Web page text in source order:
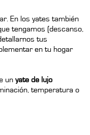
En los yates también
tengamos (descanso,
tus
en tu hogar
un yate de lujo
temperatura o